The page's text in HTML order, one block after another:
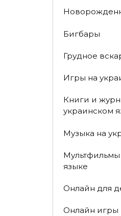
Бигбары
Грудное
Игры на
Книги и
украинском
Музыка на
языке
Онлайн для
Онлайн игры